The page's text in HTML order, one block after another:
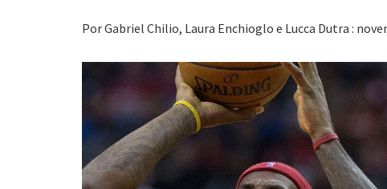
Por Gabriel Chilio, Laura Enchioglo e Lucca Dutra :